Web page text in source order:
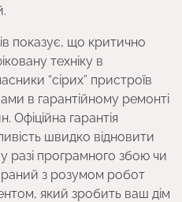
показує, що критично
техніку в
“сірих” пристроїв
в гарантійному ремонті
Офіційна гарантія
швидко відновити
разі програмного збою чи
з розумом робот
який зробить ваш дім